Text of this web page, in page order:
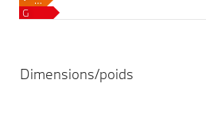
G
Dimensions/poids